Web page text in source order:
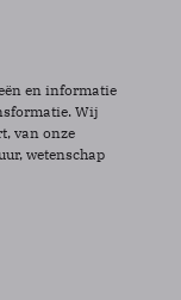
en informatie
Wij
van onze
wetenschap